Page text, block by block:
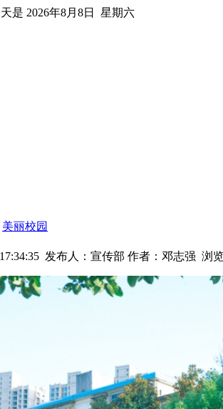
是 2026年8月8日 星期六
美丽校园
17:34:35 发布人：宣传部 作者：邓志强 浏